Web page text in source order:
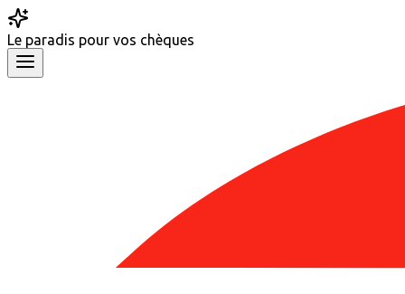
Le paradis pour vos chèques